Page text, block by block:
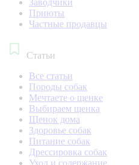
Заводчики
Приюты
Частные продавцы
Статьи
Все статьи
Породы собак
Мечтаете о щенке
Выбираем щенка
Щенок дома
Здоровье собак
Питание собак
Дрессировка собак
Уход и содержание